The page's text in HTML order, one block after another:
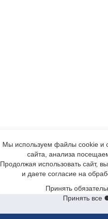
Мы используем файлы cookie и
сайта, анализа
Продолжая использовать сайт,
и даете согласие на
Принять
Принять все